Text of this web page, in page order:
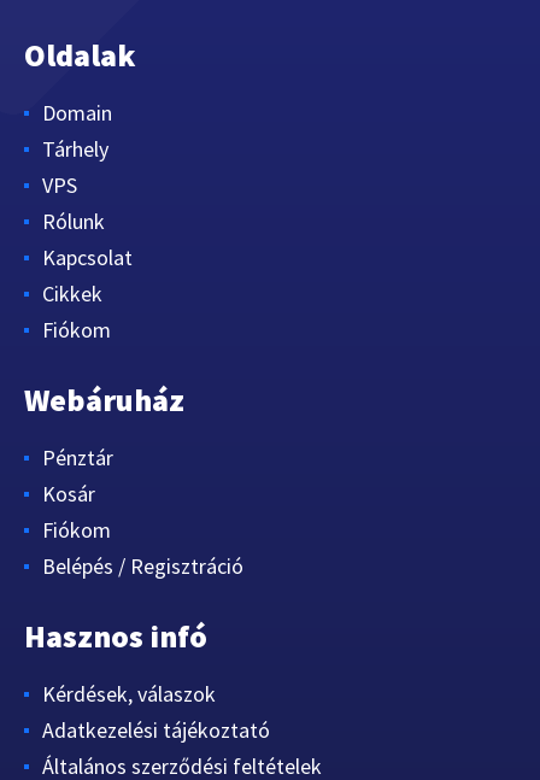
Oldalak
Domain
Tárhely
VPS
Rólunk
Kapcsolat
Cikkek
Fiókom
Webáruház
Pénztár
Kosár
Fiókom
Belépés / Regisztráció
Hasznos infó
Kérdések, válaszok
Adatkezelési tájékoztató
Általános szerződési feltételek